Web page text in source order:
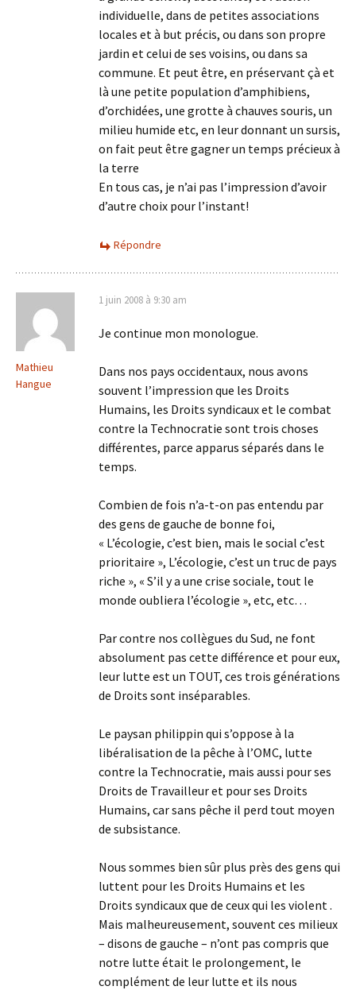
individuelle, dans de petites associations
locales et à but précis, ou dans son propre
jardin et celui de ses voisins, ou dans sa
commune. Et peut être, en préservant çà et
là une petite population d’amphibiens,
d’orchidées, une grotte à chauves souris, un
milieu humide etc, en leur donnant un sursis,
on fait peut être gagner un temps précieux à
la terre
En tous cas, je n’ai pas l’impression d’avoir
d’autre choix pour l’instant!
Répondre
Mathieu
Hangue
1 juin 2008 à 9:30 am
Je continue mon monologue.
Dans nos pays occidentaux, nous avons
souvent l’impression que les Droits
Humains, les Droits syndicaux et le combat
contre la Technocratie sont trois choses
différentes, parce apparus séparés dans le
temps.
Combien de fois n’a-t-on pas entendu par
des gens de gauche de bonne foi,
« L’écologie, c’est bien, mais le social c’est
prioritaire », L’écologie, c’est un truc de pays
riche », « S’il y a une crise sociale, tout le
monde oubliera l’écologie », etc, etc…
Par contre nos collègues du Sud, ne font
absolument pas cette différence et pour eux,
leur lutte est un TOUT, ces trois générations
de Droits sont inséparables.
Le paysan philippin qui s’oppose à la
libéralisation de la pêche à l’OMC, lutte
contre la Technocratie, mais aussi pour ses
Droits de Travailleur et pour ses Droits
Humains, car sans pêche il perd tout moyen
de subsistance.
Nous sommes bien sûr plus près des gens qui
luttent pour les Droits Humains et les
Droits syndicaux que de ceux qui les violent .
Mais malheureusement, souvent ces milieux
– disons de gauche – n’ont pas compris que
notre lutte était le prolongement, le
complément de leur lutte et ils nous